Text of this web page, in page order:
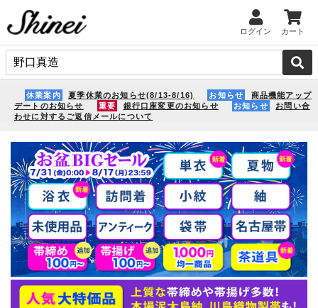
ログイン カート
休業案内 夏季休業のお知らせ(8/13-8/16) お知らせ
商品機能アップ
デートのお知らせ
重要 銀行口座変更のお知らせ お知らせ
お問い合
わせに対するご返信メールについて